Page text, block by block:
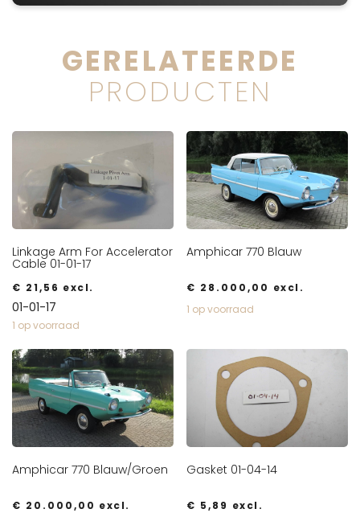
GERELATEERDE
PRODUCTEN
Linkage Arm For Accelerator
Cable 01-01-17
€ 21,56 excl.
01-01-17
1 op voorraad
Amphicar 770 Blauw
€ 28.000,00 excl.
1 op voorraad
Amphicar 770 Blauw/Groen
€ 20.000,00 excl.
Gasket 01-04-14
€ 5,89 excl.